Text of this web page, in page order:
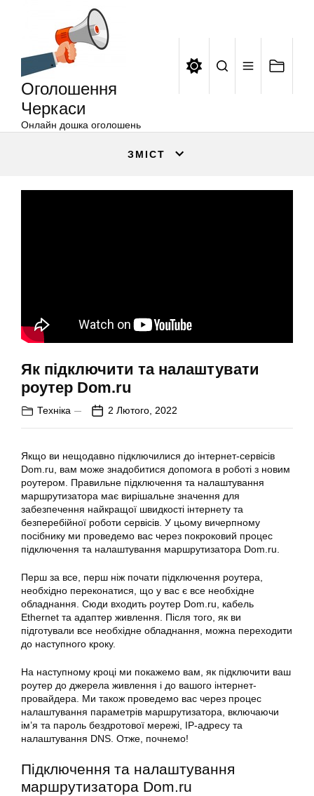
Оголошення
Черкаси
Онлайн дошка оголошень
ЗМІСТ
Як підключити та налаштувати
роутер Dom.ru
Техніка 2 Лютого, 2022
Якщо ви нещодавно підключилися до інтернет-сервісів
Dom.ru, вам може знадобитися допомога в роботі з новим
роутером. Правильне підключення та налаштування
маршрутизатора має вирішальне значення для
забезпечення найкращої швидкості інтернету та
безперебійної роботи сервісів. У цьому вичерпному
посібнику ми проведемо вас через покроковий процес
підключення та налаштування маршрутизатора Dom.ru.
Перш за все, перш ніж почати підключення роутера,
необхідно переконатися, що у вас є все необхідне
обладнання. Сюди входить роутер Dom.ru, кабель
Ethernet та адаптер живлення. Після того, як ви
підготували все необхідне обладнання, можна переходити
до наступного кроку.
На наступному кроці ми покажемо вам, як підключити ваш
роутер до джерела живлення і до вашого інтернет-
провайдера. Ми також проведемо вас через процес
налаштування параметрів маршрутизатора, включаючи
ім’я та пароль бездротової мережі, IP-адресу та
налаштування DNS. Отже, почнемо!
Підключення та налаштування
маршрутизатора Dom.ru